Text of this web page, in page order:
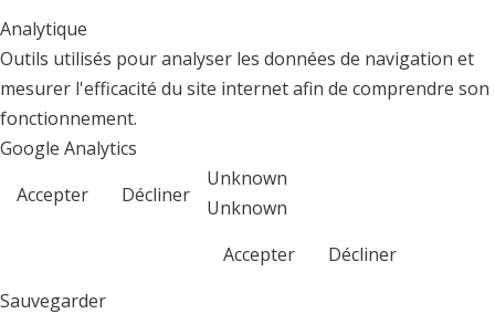
Analytique
Outils utilisés pour analyser les données de navigation et
mesurer l'efficacité du site internet afin de comprendre son
fonctionnement.
Google Analytics
Accepter
Décliner
Unknown
Unknown
Accepter
Décliner
Sauvegarder